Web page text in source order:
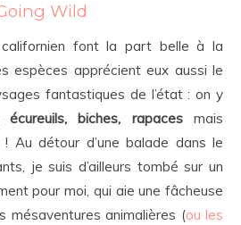
Wild
font la part belle à la
espèces apprécient eux aussi le
fantastiques de l’état : on y
écureuils, biches, rapacesmais
Au détour d’une balade dans le
je suis d’ailleurs tombé sur un
pour moi, qui aie une fâcheuse
mésaventures animalières (ou les